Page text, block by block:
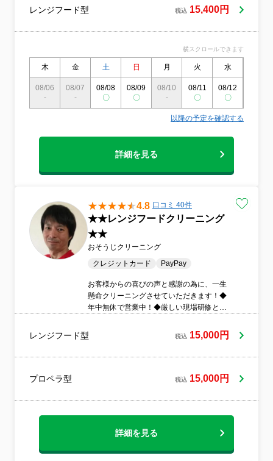
み！訪問時の駐車代は当店が全額負担！エ
コ洗剤対応可能！制服着用＆スリッパ持参
レンジフード型 税込 15,400円
横スクロールできます
木 金 土 日 月 火 水
08/06
-
08/07
-
08/08
〇
08/09
〇
08/10
-
08/11
〇
08/12
〇
以降の予定を確認する
詳細を見る
4.8 口コミ 40件
★★レンジフードクリーニング
★★
おそうじクリーニング
クレジットカード
PayPay
お客様からの喜びの声と感謝の為に、一生
懸命クリーニングさせていただきます！◆
年中無休で営業中！◆厳しい現場研修と座
環境に優しいエコ洗剤を使用！アレルギー
のご家庭に人気です＾＾◆訪問時の駐車代
レンジフード型 税込 15,000円
プロペラ型 税込 15,000円
詳細を見る